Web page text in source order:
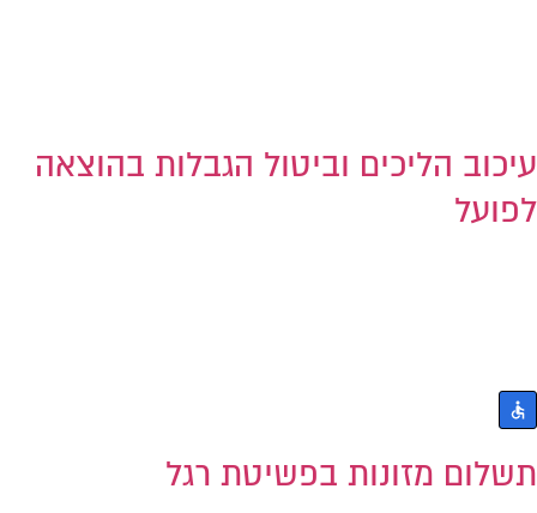
עיכוב הליכים וביטול הגבלות בהוצאה
לפועל
תשלום מזונות בפשיטת רגל